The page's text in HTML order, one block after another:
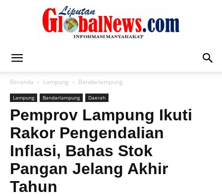
News
Beranda Lampung Bandarlampung
Lampung Bandarlampung Daerah
Pemprov Lampung Ikuti
Rakor Pengendalian
Inflasi, Bahas Stok
Pangan Jelang Akhir
Tahun